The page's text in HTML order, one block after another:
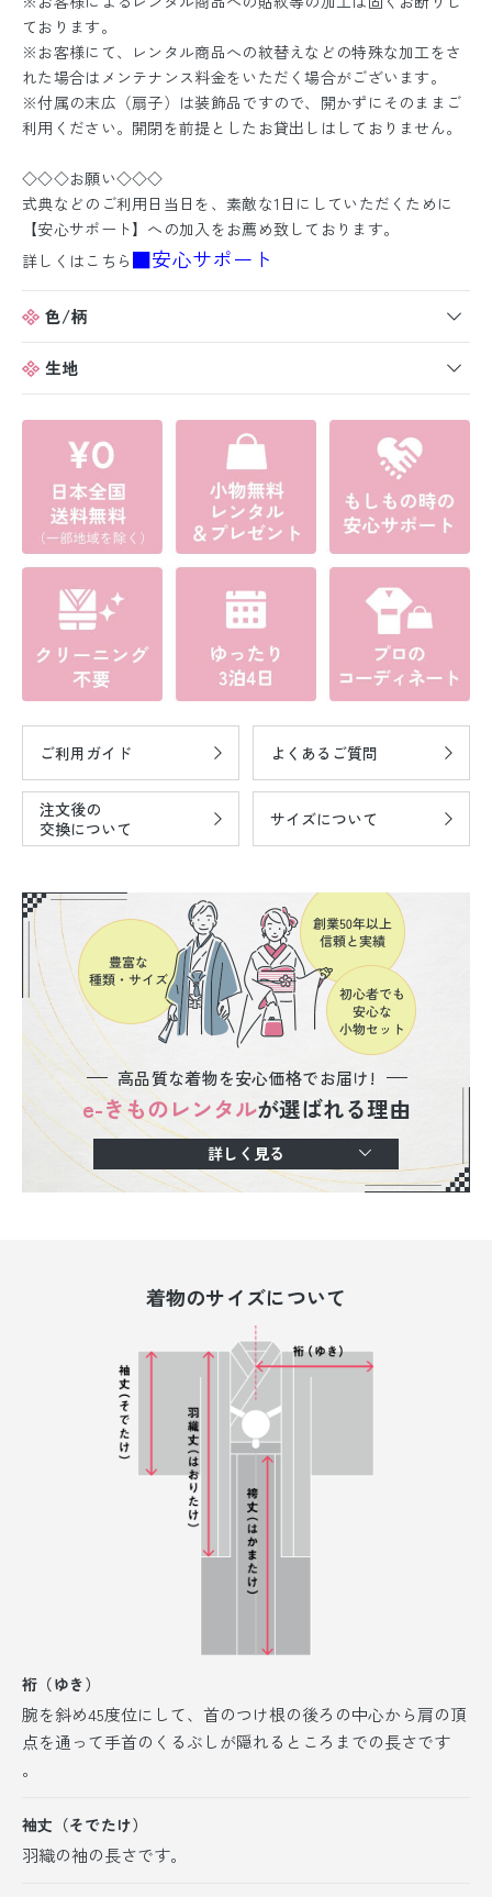
ております。
※お客様にて、レンタル商品への紋替えなどの特殊な加工をさ
れた場合はメンテナンス料金をいただく場合がございます。
※付属の末広（扇子）は装飾品ですので、開かずにそのままご
利用ください。開閉を前提としたお貸出しはしておりません。
◇◇◇お願い◇◇◇
式典などのご利用日当日を、素敵な1日にしていただくために
【安心サポート】への加入をお薦め致しております。
詳しくはこちら ■安心サポート
色/柄
生地
ご利用ガイド よくあるご質問
注文後の
交換について
サイズについて
高品質な着物を安心価格でお届け!
e-きものレンタルが選ばれる理由
詳しく見る
着物のサイズについて
裄（ゆき）
腕を斜め45度位にして、首のつけ根の後ろの中心から肩の頂
点を通って手首のくるぶしが隠れるところまでの長さです
。
袖丈（そでたけ）
羽織の袖の長さです。